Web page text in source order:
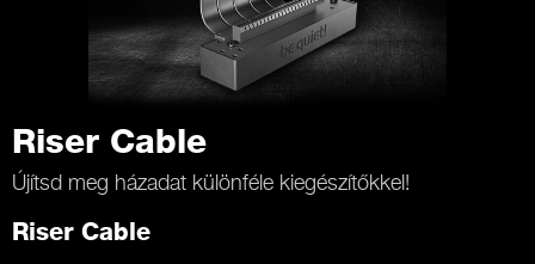
Riser Cable
Újítsd meg házadat különféle kiegészítőkkel!
Riser Cable